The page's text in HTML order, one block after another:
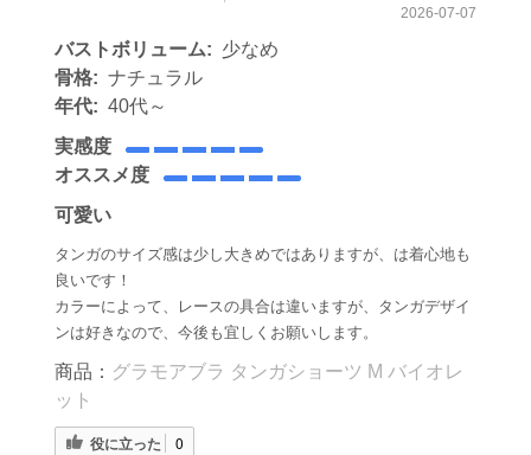
2026-07-07
バストボリューム: 少なめ
骨格: ナチュラル
年代: 40代～
実感度
オススメ度
可愛い
タンガのサイズ感は少し大きめではありますが、は着心地も
良いです！
カラーによって、レースの具合は違いますが、タンガデザイ
ンは好きなので、今後も宜しくお願いします。
商品： グラモアブラ タンガショーツ M バイオレ
ット
役に立った 0